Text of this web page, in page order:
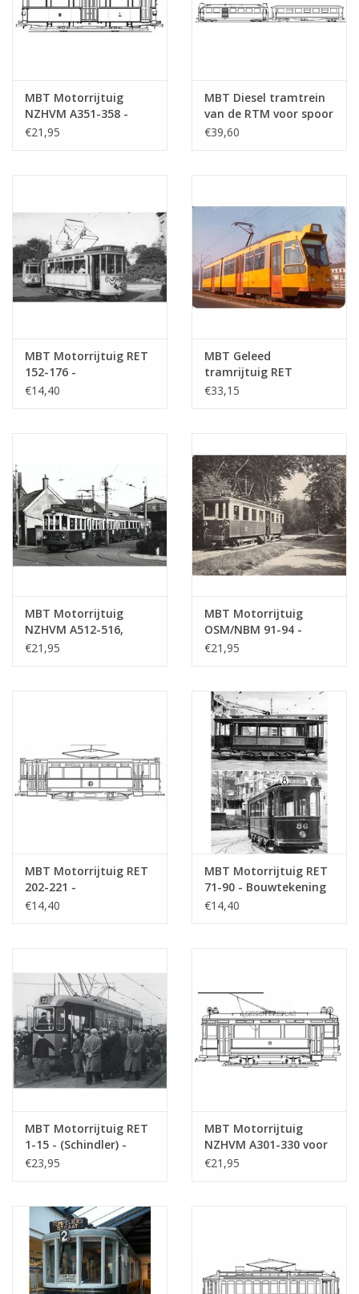
MBT Motorrijtuig
NZHVM A351-358 -
(Allan & Co, 1927)
€21,95
MBT Diesel tramtrein
van de RTM voor spoor
0 - Bouwtekening
€39,60
MBT Motorrijtuig RET
152-176 -
Bouwtekening Schaal 1
€14,40
MBT Geleed
tramrijtuig RET
701(Duewag, 1981) -
€33,15
MBT Motorrijtuig
NZHVM A512-516,
aanh. Rijtuig B516-521
€21,95
MBT Motorrijtuig
OSM/NBM 91-94 -
Bouwtekening Schaal 1
€21,95
MBT Motorrijtuig RET
202-221 -
Bouwtekening Schaal 1
€14,40
MBT Motorrijtuig RET
71-90 - Bouwtekening
Schaal 1 : 40
€14,40
MBT Motorrijtuig RET
1-15 - (Schindler) -
Bouwtekening Schaal 1
€23,95
MBT Motorrijtuig
NZHVM A301-330 voor
spoor I - Bouwtekening
€21,95